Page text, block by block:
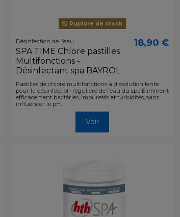
Rupture de stock
Désinfection de l'eau
SPA TIME Chlore pastilles
Multifonctions -
Désinfectant spa BAYROL
18,90 €
Pastilles de chlore multifonctions à dissolution lente
pour la désinfection régulière de l’eau du spa.Éliminent
efficacement bactéries, impuretés et turbidités, sans
influencer le pH.
Voir